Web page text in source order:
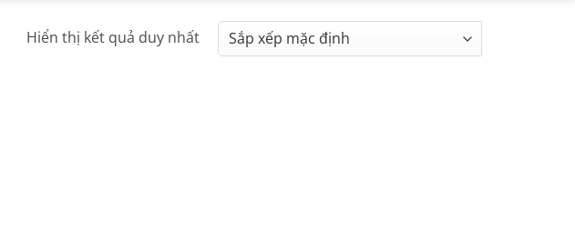
Hiển thị kết quả duy nhất